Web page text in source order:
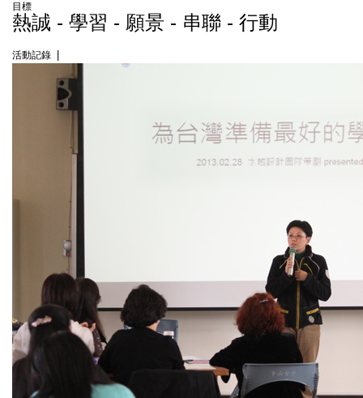
目標
熱誠 - 學習 - 願景 - 串聯 - 行動
活動記錄